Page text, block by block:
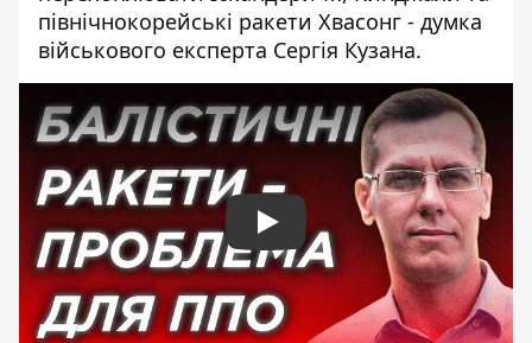
північнокорейські ракети Хвасонг - думка
військового експерта Сергія Кузана.
Play